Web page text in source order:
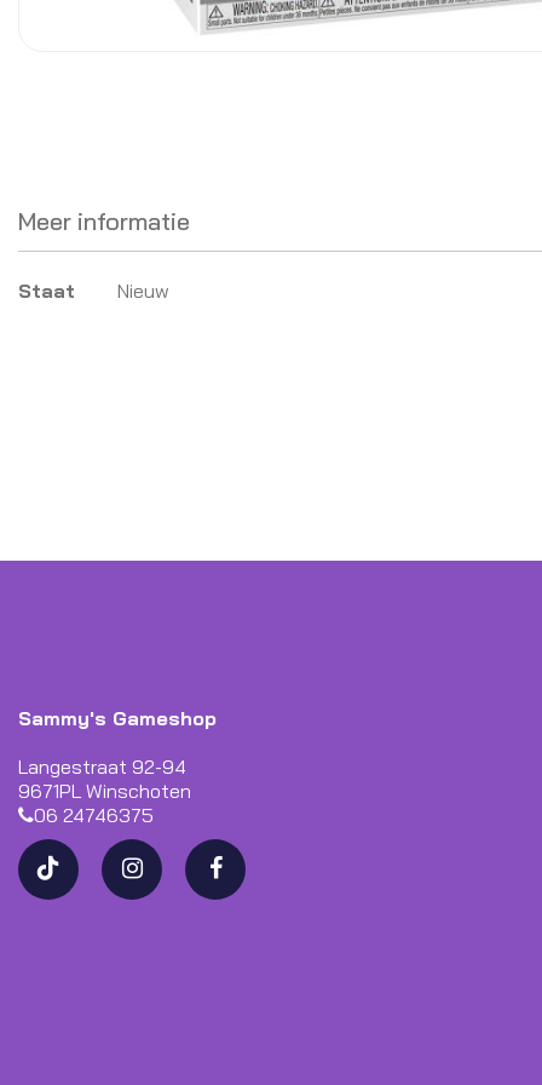
Meer informatie
Meer
Staat Nieuw
Sammy's Gameshop
Langestraat 92-94
9671PL Winschoten
06 24746375